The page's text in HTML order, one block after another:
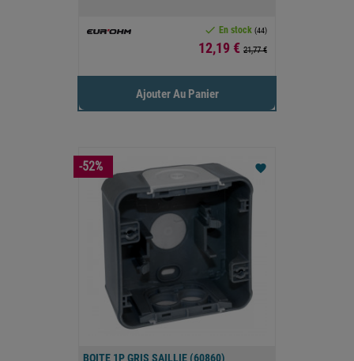
 En stock (44)
Prix
12,19 € 21,77 €
Ajouter Au Panier
BOITE 1P GRIS SAILLIE (60860)
favorite
-52%